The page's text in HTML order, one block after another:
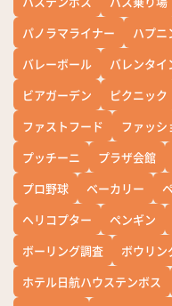
パノラマライナー
ハプニ
バレーボール
バレンタイ
ビアガーデン
ピクニック
ファストフード
ファッシ
プッチーニ
プラザ会館
プロ野球
ベーカリー
ヘリコプター
ペンギン
ボーリング調査
ボウリン
ホテル日航ハウステンボス